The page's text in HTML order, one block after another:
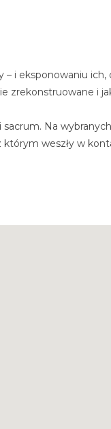
i eksponowaniu ich,
zrekonstruowane i
Na
weszły w